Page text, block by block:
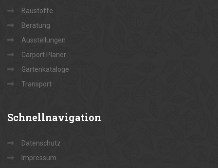
Baustoffe
Beratung
Ausstellungen
Carport Planer
Gartenkataloge
Transport
Schnellnavigation
Datenschutz
Impressum